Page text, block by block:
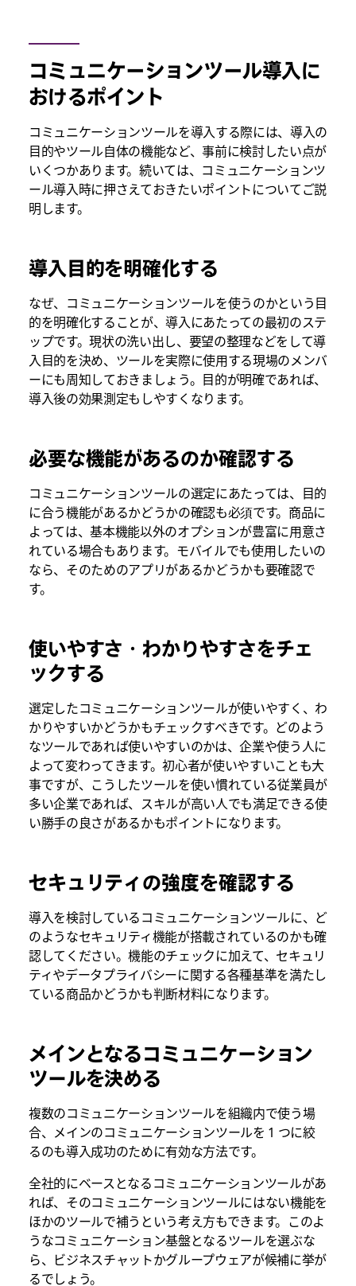
コミュニケーションツール導入に
おけるポイント
コミュニケーションツールを導入する際には、導入の
目的やツール自体の機能など、事前に検討したい点が
いくつかあります。続いては、コミュニケーションツ
ール導入時に押さえておきたいポイントについてご説
明します。
導入目的を明確化する
なぜ、コミュニケーションツールを使うのかという目
的を明確化することが、導入にあたっての最初のステ
ップです。現状の洗い出し、要望の整理などをして導
入目的を決め、ツールを実際に使用する現場のメンバ
ーにも周知しておきましょう。目的が明確であれば、
導入後の効果測定もしやすくなります。
必要な機能があるのか確認する
コミュニケーションツールの選定にあたっては、目的
に合う機能があるかどうかの確認も必須です。商品に
よっては、基本機能以外のオプションが豊富に用意さ
れている場合もあります。モバイルでも使用したいの
なら、そのためのアプリがあるかどうかも要確認で
す。
使いやすさ・わかりやすさをチェ
ックする
選定したコミュニケーションツールが使いやすく、わ
かりやすいかどうかもチェックすべきです。どのよう
なツールであれば使いやすいのかは、企業や使う人に
よって変わってきます。初心者が使いやすいことも大
事ですが、こうしたツールを使い慣れている従業員が
多い企業であれば、スキルが高い人でも満足できる使
い勝手の良さがあるかもポイントになります。
セキュリティの強度を確認する
導入を検討しているコミュニケーションツールに、ど
のようなセキュリティ機能が搭載されているのかも確
認してください。機能のチェックに加えて、セキュリ
ティやデータプライバシーに関する各種基準を満たし
ている商品かどうかも判断材料になります。
メインとなるコミュニケーション
ツールを決める
複数のコミュニケーションツールを組織内で使う場
合、メインのコミュニケーションツールを 1 つに絞
るのも導入成功のために有効な方法です。
全社的にベースとなるコミュニケーションツールがあ
れば、そのコミュニケーションツールにはない機能を
ほかのツールで補うという考え方もできます。このよ
うなコミュニケーション基盤となるツールを選ぶな
ら、ビジネスチャットかグループウェアが候補に挙が
るでしょう。